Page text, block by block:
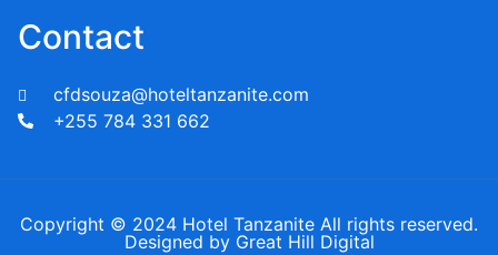
Contact
cfdsouza@hoteltanzanite.com
+255 784 331 662
Copyright © 2024 Hotel Tanzanite All rights reserved.
Designed by Great Hill Digital